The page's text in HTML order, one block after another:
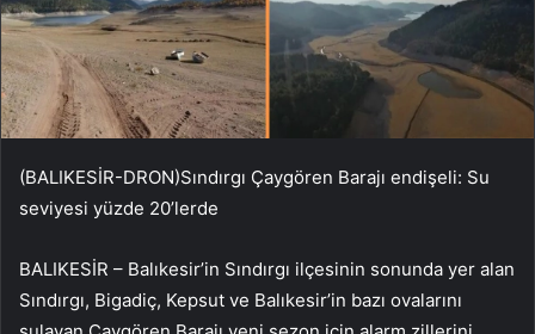
(BALIKESİR-DRON)Sındırgı Çaygören Barajı endişeli: Su
seviyesi yüzde 20’lerde
BALIKESİR – Balıkesir’in Sındırgı ilçesinin sonunda yer alan
Sındırgı, Bigadiç, Kepsut ve Balıkesir’in bazı ovalarını